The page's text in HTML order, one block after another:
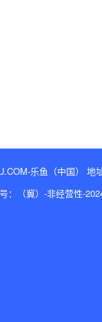
乐鱼（中国） 地
：（冀）-非经营性-